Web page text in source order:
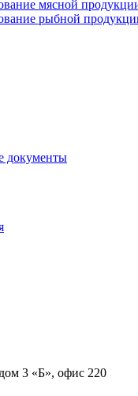
мясной
рыбной
документы
3 «Б», офис 220